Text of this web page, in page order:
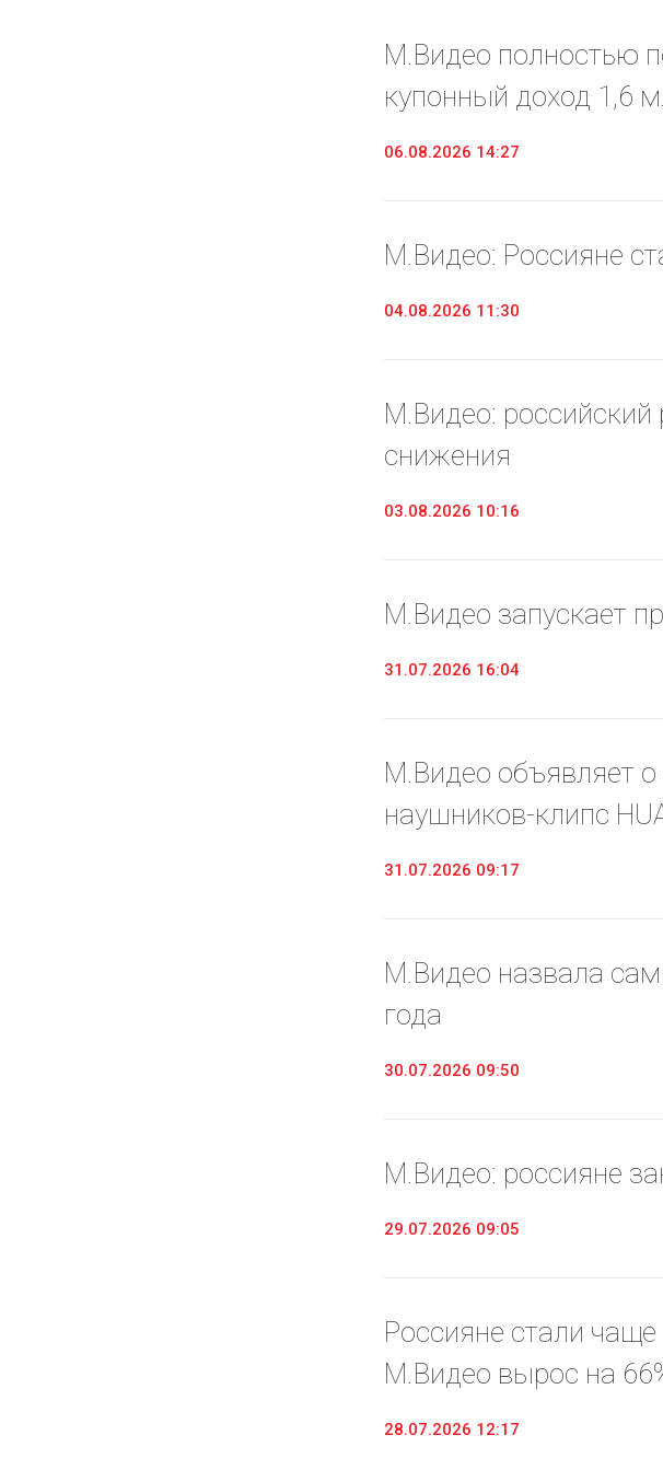
бытовой техникой и
максимальному
компания предлагает
решения задач
М.Видео полностью
купонный доход 1,6
06.08.2026 14:27
М.Видео: Россияне
04.08.2026 11:30
М.Видео: российский
снижения
03.08.2026 10:16
М.Видео запускает
31.07.2026 16:04
М.Видео объявляет о
наушников-клипс
31.07.2026 09:17
М.Видео назвала
года
30.07.2026 09:50
М.Видео: россияне
29.07.2026 09:05
Россияне стали
М.Видео вырос на
28.07.2026 12:17